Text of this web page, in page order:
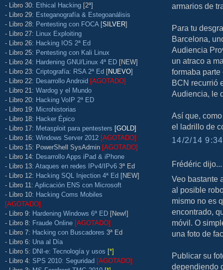
- Libro 30: Ethical Hacking [2ª]
- Libro 29: Esteganografía & Estegoanálisis
- Libro 28: Pentesting con FOCA [SILVER]
- Libro 27: Linux Exploiting
- Libro 26: Hacking IOS 2ª Ed
- Libro 25: Pentesting con Kali Linux
- Libro 24: Hardening GNU/Linux 4ª ED [NEW]
- Libro 23: Criptografía: RSA 2ª Ed [NUEVO]
- Libro 22: Desarrollo Android [AGOTADO]
- Libro 21: Wardog y el Mundo
- Libro 20: Hacking VoIP 2ª ED
- Libro 19: Microhistorias
- Libro 18: Hacker Épico
- Libro 17: Metasploit para pentesters [GOLD]
- Libro 16: Windows Server 2012 [AGOTADO]
- Libro 15: PowerShell SysAdmin [AGOTADO]
- Libro 14: Desarrollo Apps iPad & iPhone
- Libro 13: Ataques en redes IPv4/IPv6 3ª Ed
- Libro 12: Hacking SQL Injection 4ª Ed [NEW]
- Libro 11: Aplicación ENS con Microsoft
- Libro 10: Hacking Coms Mobiles
[AGOTADO]
- Libro 9: Hardening Windows 6ª ED [New!]
- Libro 8: Fraude Online [AGOTADO]
- Libro 7: Hacking con Buscadores 3ª Ed
- Libro 6: Una al Día
- Libro 5: DNI-e: Tecnología y usos [*]
- Libro 4: SPS 2010: Seguridad [AGOTADO]
armarios de
Para tu
Barcelona,
Audiencia
un atraco a
formaba
BCN recurrió
Audiencia, le
Así que,
el ladrillo de
14/2/14
Frédéric dijo...
Veo bastante
al posible
mismo no es
encontrado,
móvil. O
una foto de
Publicar su
dependiendo